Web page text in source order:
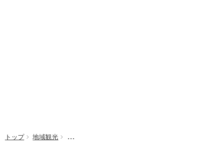
トップ 地域観光 四天王寺大学と羽曳野市、2月1日に公開シンポジウ